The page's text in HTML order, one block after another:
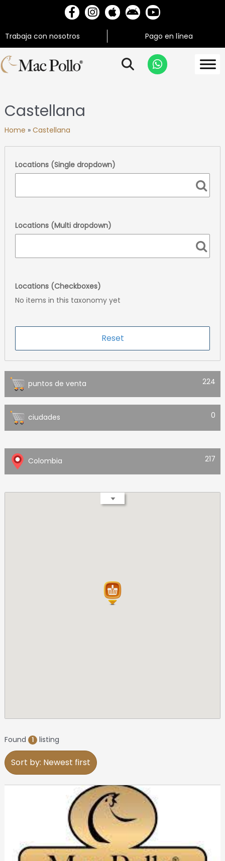
Trabaja con nosotros Pago en línea
Castellana
Home » Castellana
Locations (Single dropdown)
Locations (Multi dropdown)
Locations (Checkboxes)
No items in this taxonomy yet
puntos de venta 224
ciudades 0
Colombia 217
Found 1 listing
Sort by: Newest first